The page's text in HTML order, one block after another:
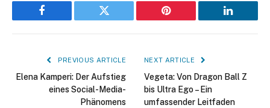
Facebook Twitter Pinterest LinkedIn
PREVIOUS ARTICLE
Elena Kamperi: Der Aufstieg
eines Social-Media-
Phänomens
NEXT ARTICLE
Vegeta: Von Dragon Ball Z
bis Ultra Ego – Ein
umfassender Leitfaden